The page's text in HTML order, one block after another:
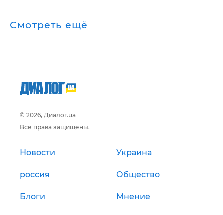
Смотреть ещё
© 2026, Диалог.ua
Все права защищены.
Новости Украина
россия Общество
Блоги Мнение